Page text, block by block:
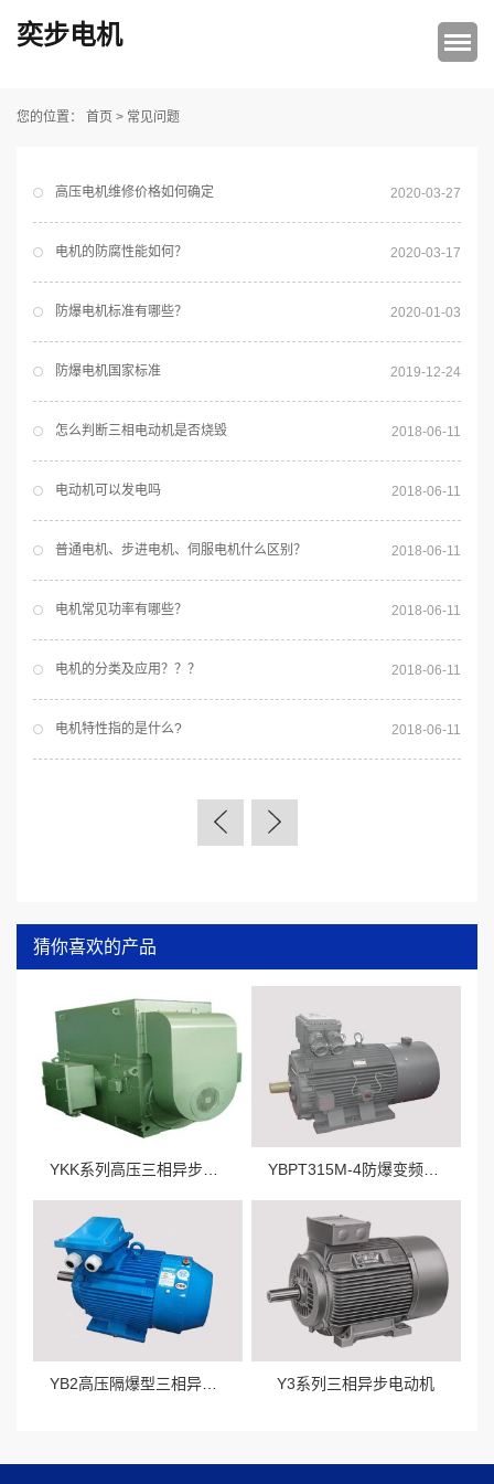
奕步电机
您的位置： 首页 > 常见问题
2020-03-27
高压电机维修价格如何确定
2020-03-17
电机的防腐性能如何？
2020-01-03
防爆电机标准有哪些？
2019-12-24
防爆电机国家标准
2018-06-11
怎么判断三相电动机是否烧毁
2018-06-11
电动机可以发电吗
2018-06-11
普通电机、步进电机、伺服电机什么区别？
2018-06-11
电机常见功率有哪些？
2018-06-11
电机的分类及应用？？？
2018-06-11
电机特性指的是什么?
猜你喜欢的产品
YKK系列高压三相异步电动机 YBPT315M-4防爆变频调速三相异步电动机
Y3系列三相异步电动机